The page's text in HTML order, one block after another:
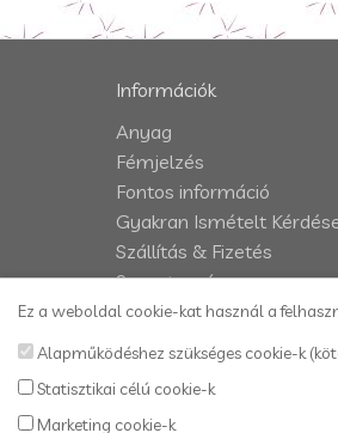
Információk
Anyag
Fémjelzés
Fontos információ
Gyakran Ismételt
Szállítás & Fizetés
Szavatosság
Impresszum
Adatkezelési tájékoztató
Kapcsolat
Ez a weboldal cookie-kat használ a
Alapműködéshez szükséges cookie-k
Statisztikai célú cookie-k
Marketing cookie-k